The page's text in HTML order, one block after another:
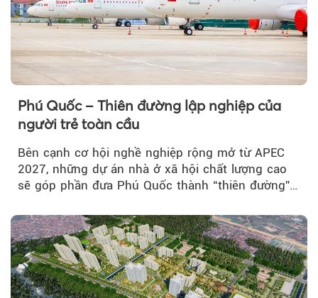
Phú Quốc – Thiên đường lập nghiệp của
người trẻ toàn cầu
Bên cạnh cơ hội nghề nghiệp rộng mở từ APEC
2027, những dự án nhà ở xã hội chất lượng cao
sẽ góp phần đưa Phú Quốc thành “thiên đường”